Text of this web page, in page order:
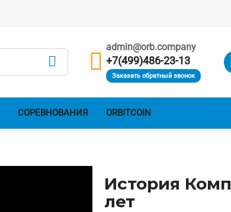

admin@orb.company
+7(499)486-23-13
Заказать обратный звонок
СОРЕВНОВАНИЯ ORBITCOIN
История
лет